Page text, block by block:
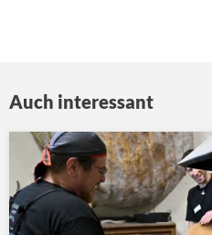
Auch interessant